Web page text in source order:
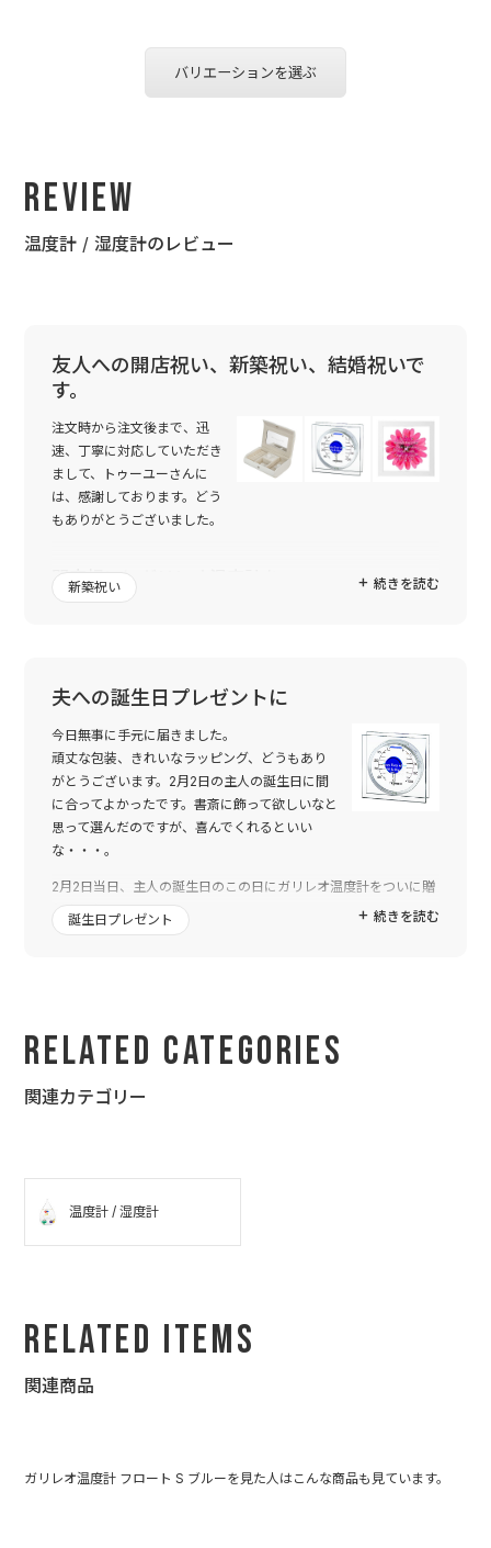
バリエーションを選ぶ
Review
温度計 / 湿度計のレビュー
友人への開店祝い、新築祝い、結婚祝いで
す。
注文時から注文後まで、迅
速、丁寧に対応していただき
まして、トゥーユーさんに
は、感謝しております。どう
もありがとうございました。
開店祝いにガリレオ温度計を…
した。
嬉しい限りです。
新築祝いにフラワークロックを…
「すごくかわいい～！娘も旦那も大喜びよ！後でメッセージが刻
んであることに気づきビックリよ～!!」
てな感じでした。
結婚祝いにジュエリーケースを…
したら、入籍日が結婚記念日かな！ということで、入籍日を刻み
ました。
センスのない私…トゥーユーさんに助けられました。大変お世話
続きを読む
新築祝い
夫への誕生日プレゼントに
今日無事に手元に届きました。
頑丈な包装、きれいなラッピング、どうもあり
がとうございます。2月2日の主人の誕生日に間
に合ってよかったです。書斎に飾って欲しいなと
思って選んだのですが、喜んでくれるといい
な・・・。
2月2日当日、主人の誕生日のこの日にガリレオ温度計をついに贈
りました。
箱を開けたときはなんじゃこりゃって顔をしていましたが、じっ
続きを読む
誕生日プレゼント
Related Categories
関連カテゴリー
温度計 / 湿度計
Related Items
関連商品
ガリレオ温度計 フロート S ブルーを見た人はこんな商品も見ています。